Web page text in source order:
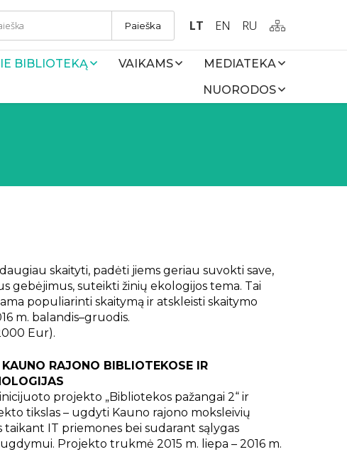
Paieška LT EN RU
BIBLIOTEKĄ VAIKAMS
MEDIATEKA
NUORODOS
skaityti, padėti jiems geriau suvokti save,
gebėjimus, suteikti žinių ekologijos tema. Tai
populiarinti skaitymą ir atskleisti skaitymo
m. balandis–gruodis.
Eur).
RAJONO BIBLIOTEKOSE IR
projekto „Bibliotekos pažangai 2“ ir
tikslas – ugdyti Kauno rajono moksleivių
IT priemones bei sudarant sąlygas
Projekto trukmė 2015 m. liepa – 2016 m.